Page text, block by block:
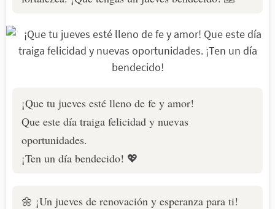
¡Que tu jueves esté lleno de fe y amor!
Que este día traiga felicidad y nuevas
oportunidades.
¡Ten un día bendecido! 💖
🌼 ¡Un jueves de renovación y esperanza para ti!